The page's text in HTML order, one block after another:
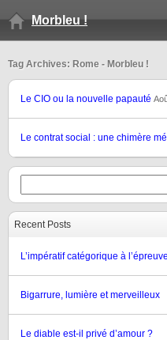
Morbleu !
Tag Archives: Rome - Morbleu !
Le CIO ou la nouvelle papauté
Le contrat social : une chimère
Recent Posts
L’impératif catégorique à
Bigarrure, lumière et merveilleux
Le diable est-il privé d’amour ?